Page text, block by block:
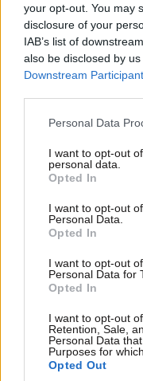
your opt-out. You may
disclosure of your
IAB’s list of
also be disclosed by
Downstream
Please note that this
not limited to your visit
grant or deny consent
use your data for
consent section.
Personal Data
I want to opt-out
personal data.
Opted In
I want to opt-out
Personal Data.
Opted In
I want to opt-out
Personal Data for
Opted In
I want to opt-out
Retention, Sale,
Personal Data
Purposes for
Opted Out